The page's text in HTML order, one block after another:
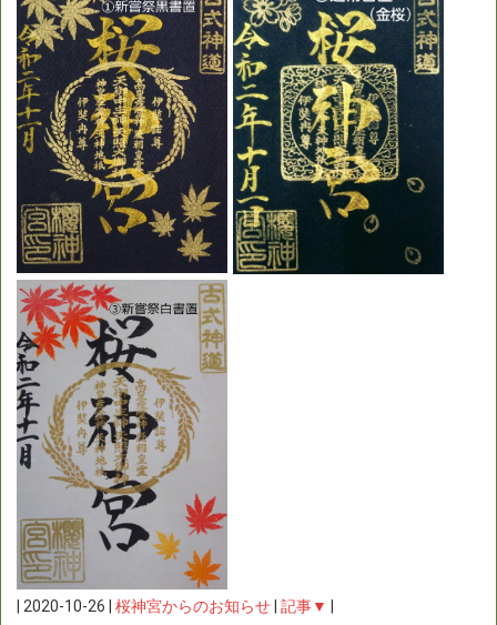
| 2020-10-26 |桜神宮からのお知らせ|記事▼ |